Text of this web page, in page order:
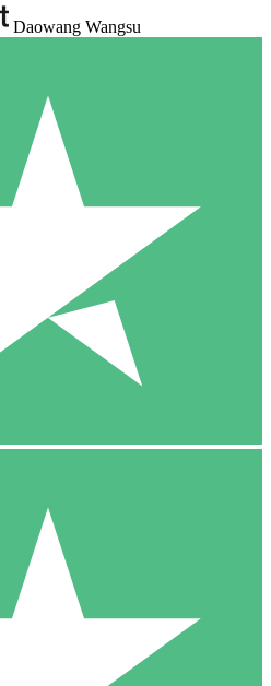
Daowang Wangsu